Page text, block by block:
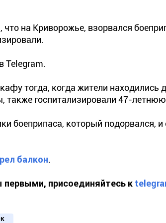
на Криворожье, взорвался
Telegram.
тогда, когда жители находились
также госпитализировали 47-
боеприпаса, который подорвался, и
балкон.
первыми, присоединяйтесь к